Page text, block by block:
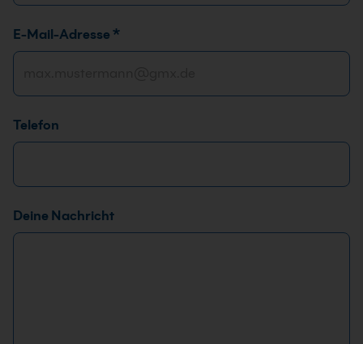
E-Mail-Adresse *
Telefon
Deine Nachricht